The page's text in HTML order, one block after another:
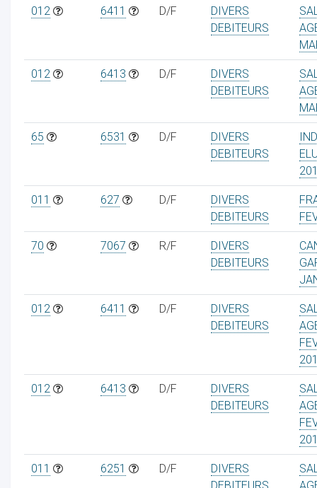
012 6411 D/F
DIVERS
DEBITEURS
012 6413 D/F
DIVERS
DEBITEURS
65 6531 D/F
DIVERS
DEBITEURS
011 627 D/F
DIVERS
DEBITEURS
70 7067 R/F
DIVERS
DEBITEURS
012 6411 D/F
DIVERS
DEBITEURS
012 6413 D/F
DIVERS
DEBITEURS
011 6251 D/F
DIVERS